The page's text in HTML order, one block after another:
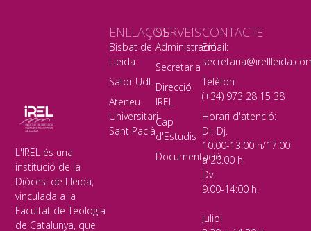
L'IREL és una
institució de la
Diòcesi de Lleida,
vinculada a la
Facultat de Teologia
de Catalunya, que
SERVEIS
Administració
Secretaria
Direcció
IREL
Cap
d'Estudis
Documentació
ENLLAÇOS
Bisbat de
Lleida
Safor UdL
Ateneu
Universitari
Sant Pacià
CONTACTE
Email:
Telèfon
(+34) 973 28 15 38
Horari d'atenció:
Dl.-Dj.
10:00-13.00 h/17.00
a 20.00 h.
Dv.
9.00-14:00 h.
Juliol